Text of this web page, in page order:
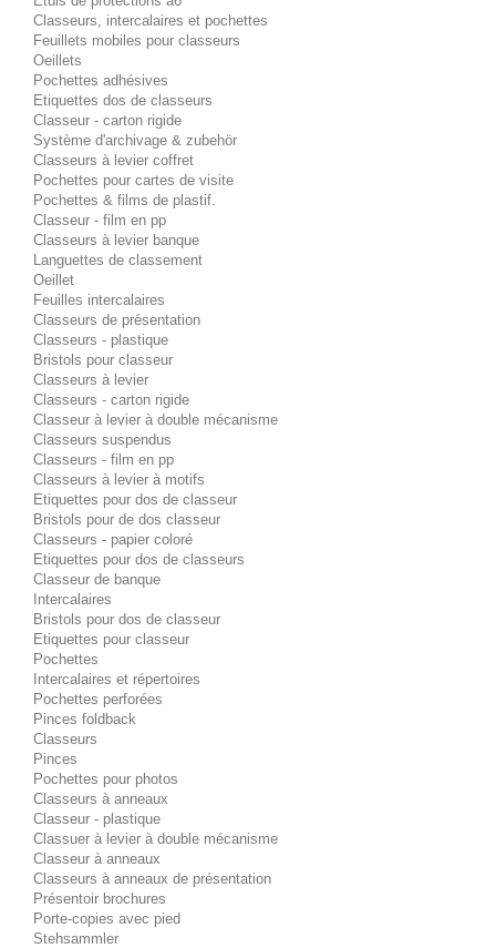
Classeurs, intercalaires et pochettes
Feuillets mobiles pour classeurs
Oeillets
Pochettes adhésives
Etiquettes dos de classeurs
Classeur - carton rigide
Système d'archivage & zubehör
Classeurs à levier coffret
Pochettes pour cartes de visite
Pochettes & films de plastif.
Classeur - film en pp
Classeurs à levier banque
Languettes de classement
Oeillet
Feuilles intercalaires
Classeurs de présentation
Classeurs - plastique
Bristols pour classeur
Classeurs à levier
Classeurs - carton rigide
Classeur à levier à double mécanisme
Classeurs suspendus
Classeurs - film en pp
Classeurs à levier à motifs
Etiquettes pour dos de classeur
Bristols pour de dos classeur
Classeurs - papier coloré
Etiquettes pour dos de classeurs
Classeur de banque
Intercalaires
Bristols pour dos de classeur
Etiquettes pour classeur
Pochettes
Intercalaires et répertoires
Pochettes perforées
Pinces foldback
Classeurs
Pinces
Pochettes pour photos
Classeurs à anneaux
Classeur - plastique
Classuer à levier à double mécanisme
Classeur à anneaux
Classeurs à anneaux de présentation
Présentoir brochures
Porte-copies avec pied
Stehsammler